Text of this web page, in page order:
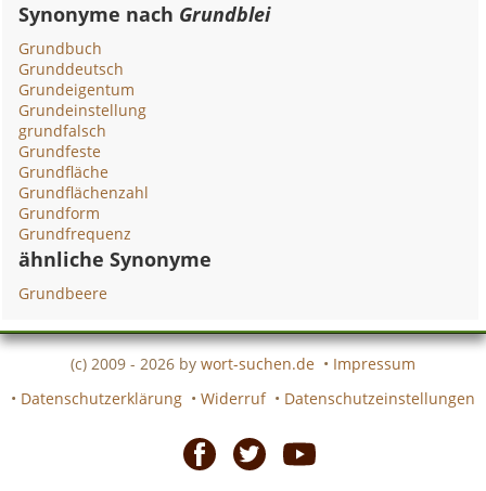
Synonyme nach Grundblei
Grundbuch
Grunddeutsch
Grundeigentum
Grundeinstellung
grundfalsch
Grundfeste
Grundfläche
Grundflächenzahl
Grundform
Grundfrequenz
ähnliche Synonyme
Grundbeere
(c) 2009 - 2026 by wort-suchen.de • Impressum
• Datenschutzerklärung • Widerruf • Datenschutzeinstellungen